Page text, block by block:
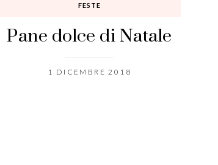
FESTE
Pane dolce di Natale
1 DICEMBRE 2018